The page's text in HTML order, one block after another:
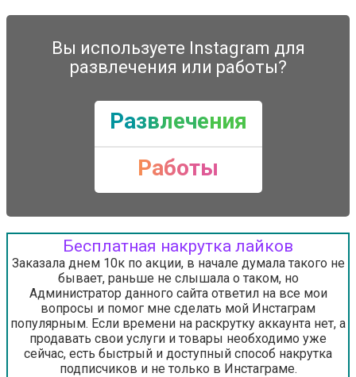
Вы используете Instagram для
развлечения или работы?
Развлечения
Работы
Бесплатная накрутка лайков
Заказала днем 10к по акции, в начале думала такого не
бывает, раньше не слышала о таком, но
Администратор данного сайта ответил на все мои
вопросы и помог мне сделать мой Инстаграм
популярным. Если времени на раскрутку аккаунта нет, а
продавать свои услуги и товары необходимо уже
сейчас, есть быстрый и доступный способ накрутка
подписчиков и не только в Инстаграме.